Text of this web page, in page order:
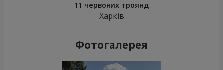
11 червоних троянд
Харків
Фотогалерея